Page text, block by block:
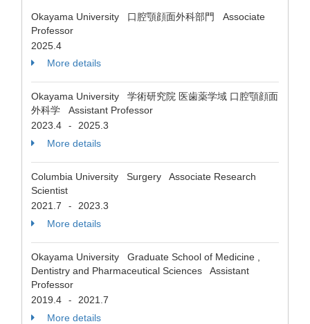
Okayama University 口腔顎顔面外科部門 Associate
Professor
2025.4
More details
Okayama University 学術研究院 医歯薬学域 口腔顎顔面
外科学 Assistant Professor
2023.4
-
2025.3
More details
Columbia University Surgery Associate Research
Scientist
2021.7
-
2023.3
More details
Okayama University Graduate School of Medicine ,
Dentistry and Pharmaceutical Sciences Assistant
Professor
2019.4
-
2021.7
More details